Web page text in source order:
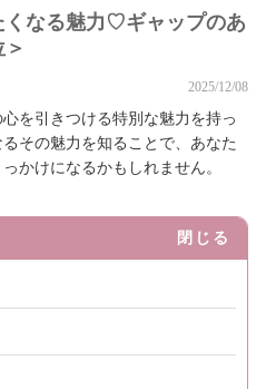
くなる魅力♡ギャップのあ
2025/12/08
を引きつける特別な魅力を持っ
その魅力を知ることで、あなた
かけになるかもしれません。
閉じる